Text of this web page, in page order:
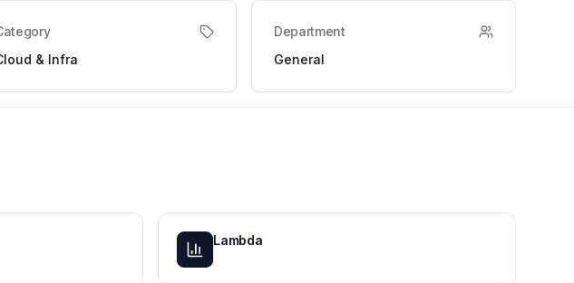
& Infra
Department
General
Lambda